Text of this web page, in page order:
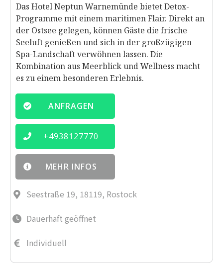
Das Hotel Neptun Warnemünde bietet Detox-
Programme mit einem maritimen Flair. Direkt an
der Ostsee gelegen, können Gäste die frische
Seeluft genießen und sich in der großzügigen
Spa-Landschaft verwöhnen lassen. Die
Kombination aus Meerblick und Wellness macht
es zu einem besonderen Erlebnis.
ANFRAGEN
+4938127770
MEHR INFOS
Seestraße 19, 18119, Rostock
Dauerhaft geöffnet
Individuell